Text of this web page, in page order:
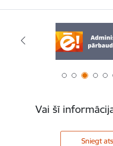
Vai šī
Sniegt